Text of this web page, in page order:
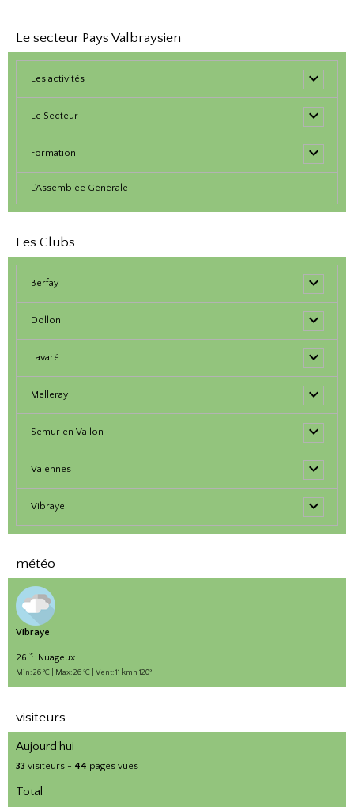
Le secteur Pays Valbraysien
Les activités
Le Secteur
Formation
L'Assemblée Générale
Les Clubs
Berfay
Dollon
Lavaré
Melleray
Semur en Vallon
Valennes
Vibraye
météo
Vibraye
26 °C Nuageux
Min: 26 °C | Max: 26 °C | Vent: 11 kmh 120°
visiteurs
Aujourd'hui
33 visiteurs - 44 pages vues
Total